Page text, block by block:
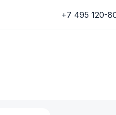
+7 495 120-